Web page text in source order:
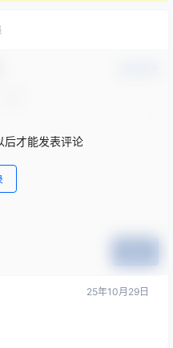
后才能发表评论
25年10月29日